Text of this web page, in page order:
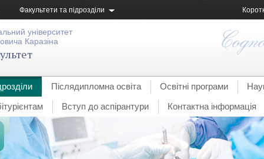
Факультети та підрозділи
університет
Каразіна
Післядипломна освіта Освітні програми
Вступ до аспірантури Контактна інформація